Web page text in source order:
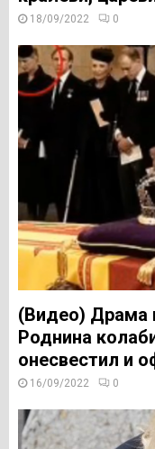
18/09/2022 0
(Видео) Драма
Роднина
онесвестил и
16/09/2022 0